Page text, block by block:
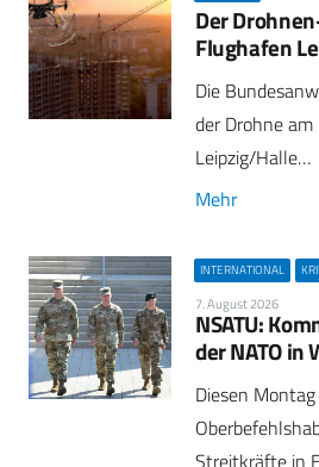
Der
Flughafen
Die
der Drohne
Leipzig/Halle…
Mehr
INTERNATIONAL
7. August 2026
NSATU:
der NATO in
Diesen